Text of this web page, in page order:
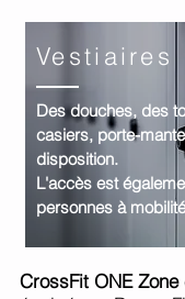
Vestiaires
Des douches, des
casiers, porte-
disposition.
L'accès est
personnes à
CrossFit ONE Zone